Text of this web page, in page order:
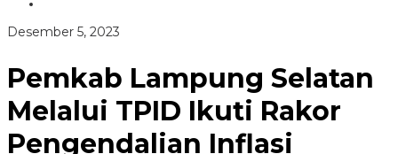
Secara
Virtual
Desember 5, 2023
Pemkab Lampung Selatan
Melalui TPID Ikuti Rakor
Pengendalian Inflasi